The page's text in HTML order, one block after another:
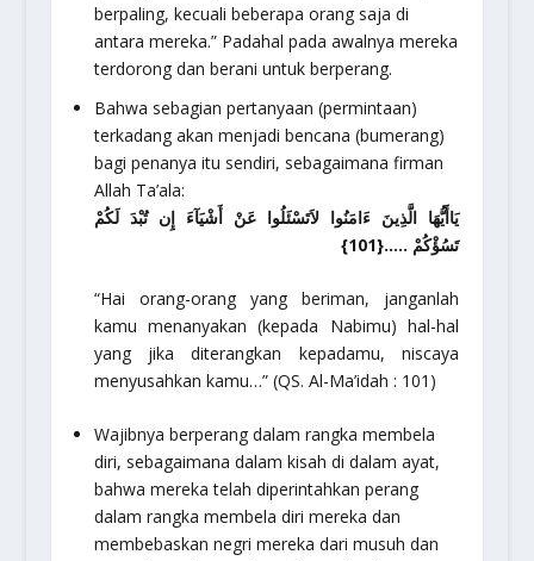
berpaling, kecuali beberapa orang saja di
antara mereka.” Padahal pada awalnya mereka
terdorong dan berani untuk berperang.
Bahwa sebagian pertanyaan (permintaan)
terkadang akan menjadi bencana (bumerang)
bagi penanya itu sendiri, sebagaimana firman
Allah Ta’ala:
يَاأَيُّهَا الَّذِينَ ءَامَنُوا لاَتَسْئَلُوا عَنْ أَشْيَآءَ إِن تُبْدَ لَكُمْ
تَسُؤْكُمْ …..{101}
“Hai orang-orang yang beriman, janganlah
kamu menanyakan (kepada Nabimu) hal-hal
yang jika diterangkan kepadamu, niscaya
menyusahkan kamu…” (QS. Al-Ma’idah : 101)
Wajibnya berperang dalam rangka membela
diri, sebagaimana dalam kisah di dalam ayat,
bahwa mereka telah diperintahkan perang
dalam rangka membela diri mereka dan
membebaskan negri mereka dari musuh dan